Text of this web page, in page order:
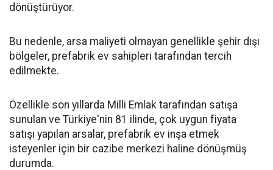
dönüştürüyor.
Bu nedenle, arsa maliyeti olmayan genellikle şehir dışı
bölgeler, prefabrik ev sahipleri tarafından tercih
edilmekte.
Özellikle son yıllarda Milli Emlak tarafından satışa
sunulan ve Türkiye'nin 81 ilinde, çok uygun fiyata
satışı yapılan arsalar, prefabrik ev inşa etmek
isteyenler için bir cazibe merkezi haline dönüşmüş
durumda.